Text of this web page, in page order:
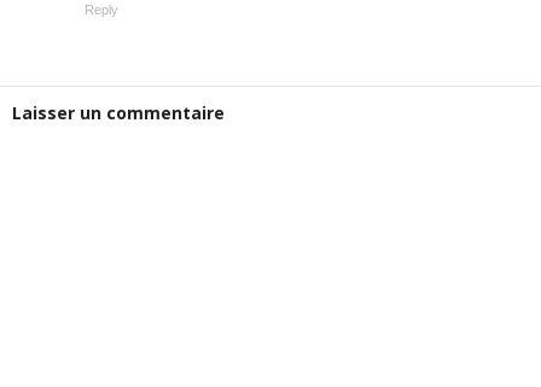
Reply
Laisser un commentaire